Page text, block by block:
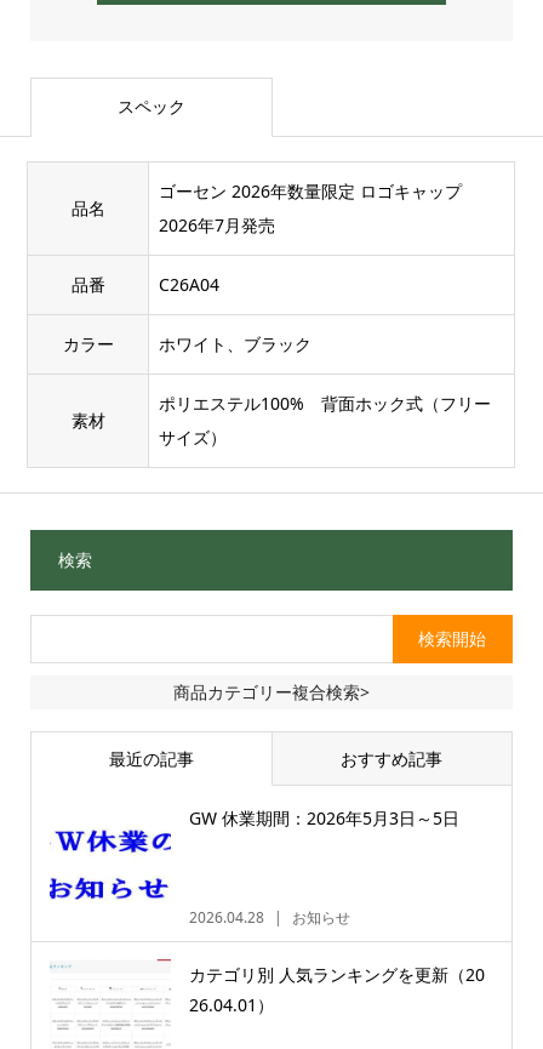
スペック
品名
ゴーセン 2026年数量限定 ロゴキャップ
2026年7月発売
品番 C26A04
カラー ホワイト、ブラック
素材
ポリエステル100% 背面ホック式（フリー
サイズ）
検索
商品カテゴリー複合検索>
最近の記事 おすすめ記事
GW 休業期間：2026年5月3日～5日
2026.04.28 お知らせ
カテゴリ別 人気ランキングを更新（20
26.04.01）